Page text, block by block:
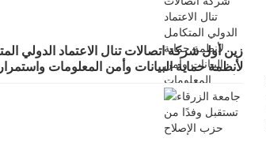
زين أول شركة اتصالات تنال الاعتماد الدولي
لأنظمة حماية البيانات وأمن المعلومات
الأعمال